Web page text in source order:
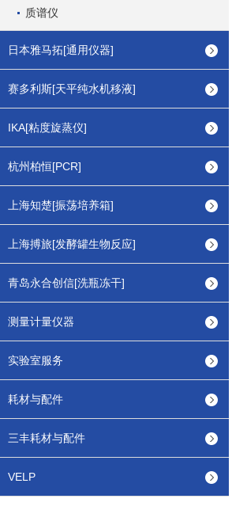
质谱仪
日本雅马拓[通用仪器]
赛多利斯[天平纯水机移液]
IKA[粘度旋蒸仪]
杭州柏恒[PCR]
上海知楚[振荡培养箱]
上海搏旅[发酵罐生物反应]
青岛永合创信[洗瓶冻干]
测量计量仪器
实验室服务
耗材与配件
三丰耗材与配件
VELP